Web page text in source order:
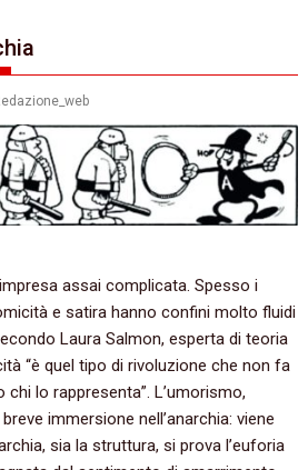
assai complicata. Spesso i
e satira hanno confini molto fluidi
Laura Salmon, esperta di teoria
“è quel tipo di rivoluzione che non fa
lo rappresenta”. L’umorismo,
immersione nell’anarchia: viene
sia la struttura, si prova l’euforia